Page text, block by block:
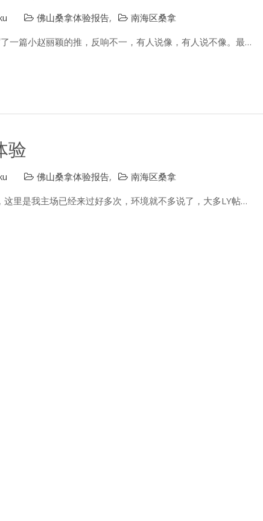
佛山桑拿体验报告,
南海区桑拿
一篇小赵丽颖的推，反响不一，有人说像，有人说不像。最…
验
佛山桑拿体验报告,
南海区桑拿
里是我主场已经来过好多次，环境就不多说了，大多LY帖…